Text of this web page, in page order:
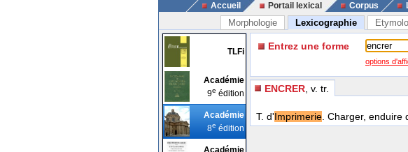
Accueil Portail lexical Corpus
Morphologie Lexicographie
TLFi
Académie
9e édition
Académie
8e édition
Académie
Entrez une forme
options
ENCRER , v. tr.
T. d'Imprimerie. Charger, enduire